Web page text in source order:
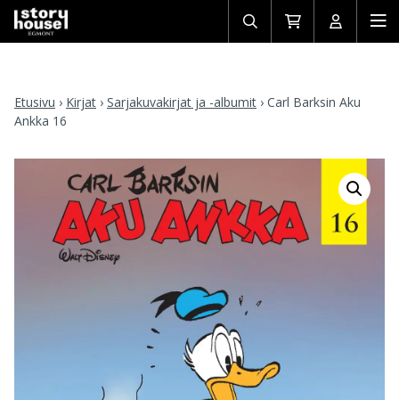
Avaa/sulje
haku
Siirry
ostoskoriin
Avaa/
Etusivu › Kirjat › Sarjakuvakirjat ja -albumit › Carl Barksin Aku
Ankka 16